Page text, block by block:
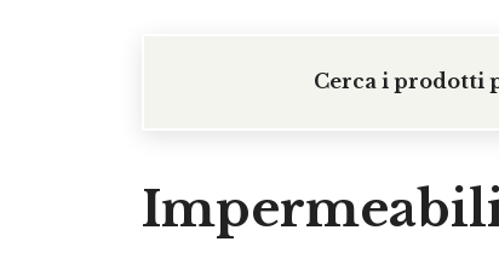
Cerca i prodotti